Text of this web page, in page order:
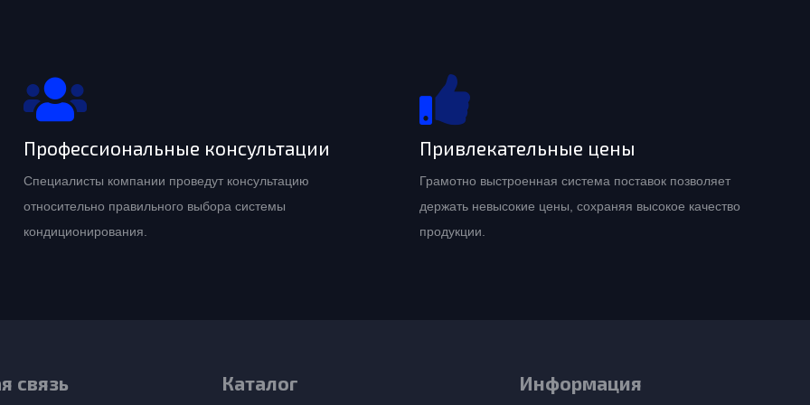
Профессиональные консультации
Специалисты компании проведут консультацию
относительно правильного выбора системы
кондиционирования.
Привлекательные цены
Грамотно выстроенная система поставок позволяет
держать невысокие цены, сохраняя высокое качество
продукции.
связь Каталог Информация